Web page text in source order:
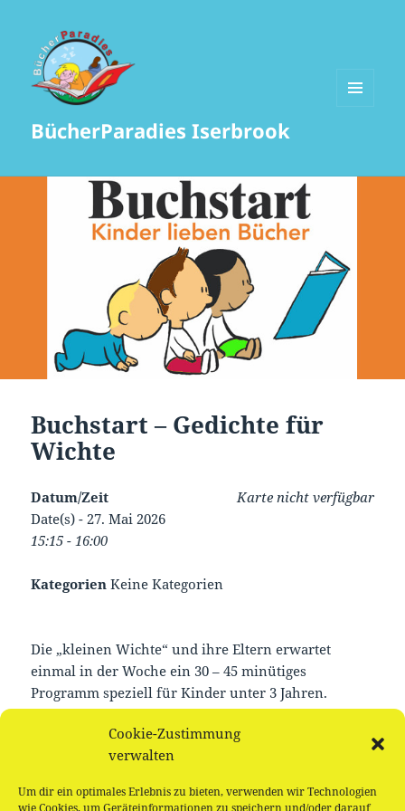
Cookie-Zustimmung
verwalten
Um dir ein optimales Erlebnis zu bieten, verwenden wir Technologien
wie Cookies, um Geräteinformationen zu speichern und/oder darauf
BücherParadies Iserbrook
Buchstart – Gedichte für
Wichte
Karte nicht verfügbar
Datum/Zeit
Date(s) - 27. Mai 2026
15:15 - 16:00
Kategorien Keine Kategorien
Die „kleinen Wichte“ und ihre Eltern erwartet
einmal in der Woche ein 30 – 45 minütiges
Programm speziell für Kinder unter 3 Jahren.
Angeleitet von Anne gibt es beim Bewegen, Singen
und Bilderbuch-Gucken jede Menge Spaß für die
stets offen für neue Teilnehmerinnen und